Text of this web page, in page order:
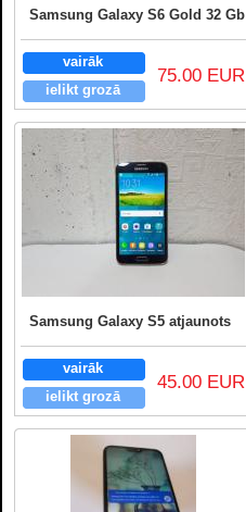
Samsung Galaxy S6 Gold 32 Gb
vairāk
ielikt grozā
75.00 EUR
Samsung Galaxy S5 atjaunots
vairāk
ielikt grozā
45.00 EUR